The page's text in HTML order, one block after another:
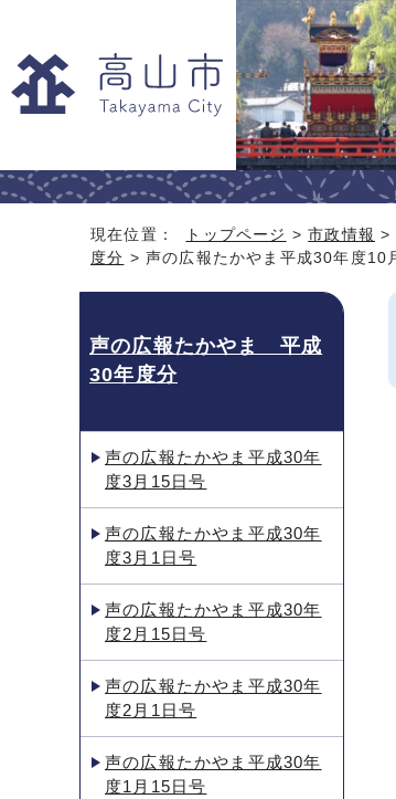
現在位置： トップページ >市政情報 >
度分 > 声の広報たかやま平成30年度10
声の広報たかやま 平成
30年度分
声の広報たかやま平成30年
度3月15日号
声の広報たかやま平成30年
度3月1日号
声の広報たかやま平成30年
度2月15日号
声の広報たかやま平成30年
度2月1日号
声の広報たかやま平成30年
度1月15日号